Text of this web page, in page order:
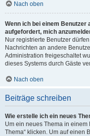
Nach oben
Wenn ich bei einem Benutzer
aufgefordert, mich
Nur registrierte Benutzer
Nachrichten an andere
Administration freigeschaltet
dieses Systems durch Gäste
Nach oben
Beiträge schreiben
Wie erstelle ich ein neues
Um ein neues Thema in einem
Thema“ klicken. Um auf einen